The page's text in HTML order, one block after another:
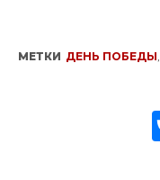
МЕТКИ ДЕНЬ ПОБЕДЫ,